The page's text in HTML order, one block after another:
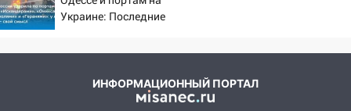
площадки
В Кузоватово после прокурорской
Украине: Последние
ИНФОРМАЦИОННЫЙ ПОРТАЛ